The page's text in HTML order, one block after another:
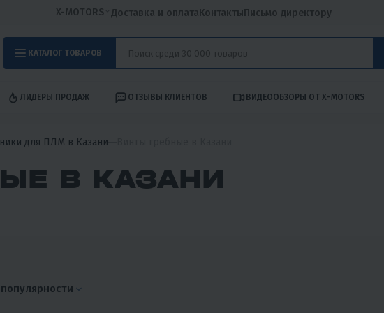
X-MOTORS Доставка и оплатаКонтактыПисьмо директору
КАТАЛОГ ТОВАРОВ
ЛИДЕРЫ ПРОДАЖ ОТЗЫВЫ КЛИЕНТОВ ВИДЕООБЗОРЫ ОТ X-MOTORS
для ПЛМ в Казани
В КАЗАНИ